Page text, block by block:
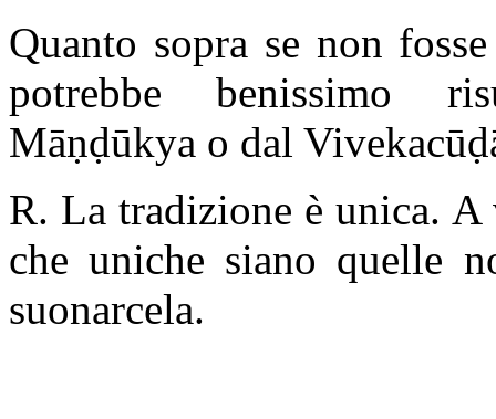
Quanto sopra se non
potrebbe benissimo
Māṇḍūkya o dal
R. La tradizione è unica.
che uniche siano quelle
suonarcela.